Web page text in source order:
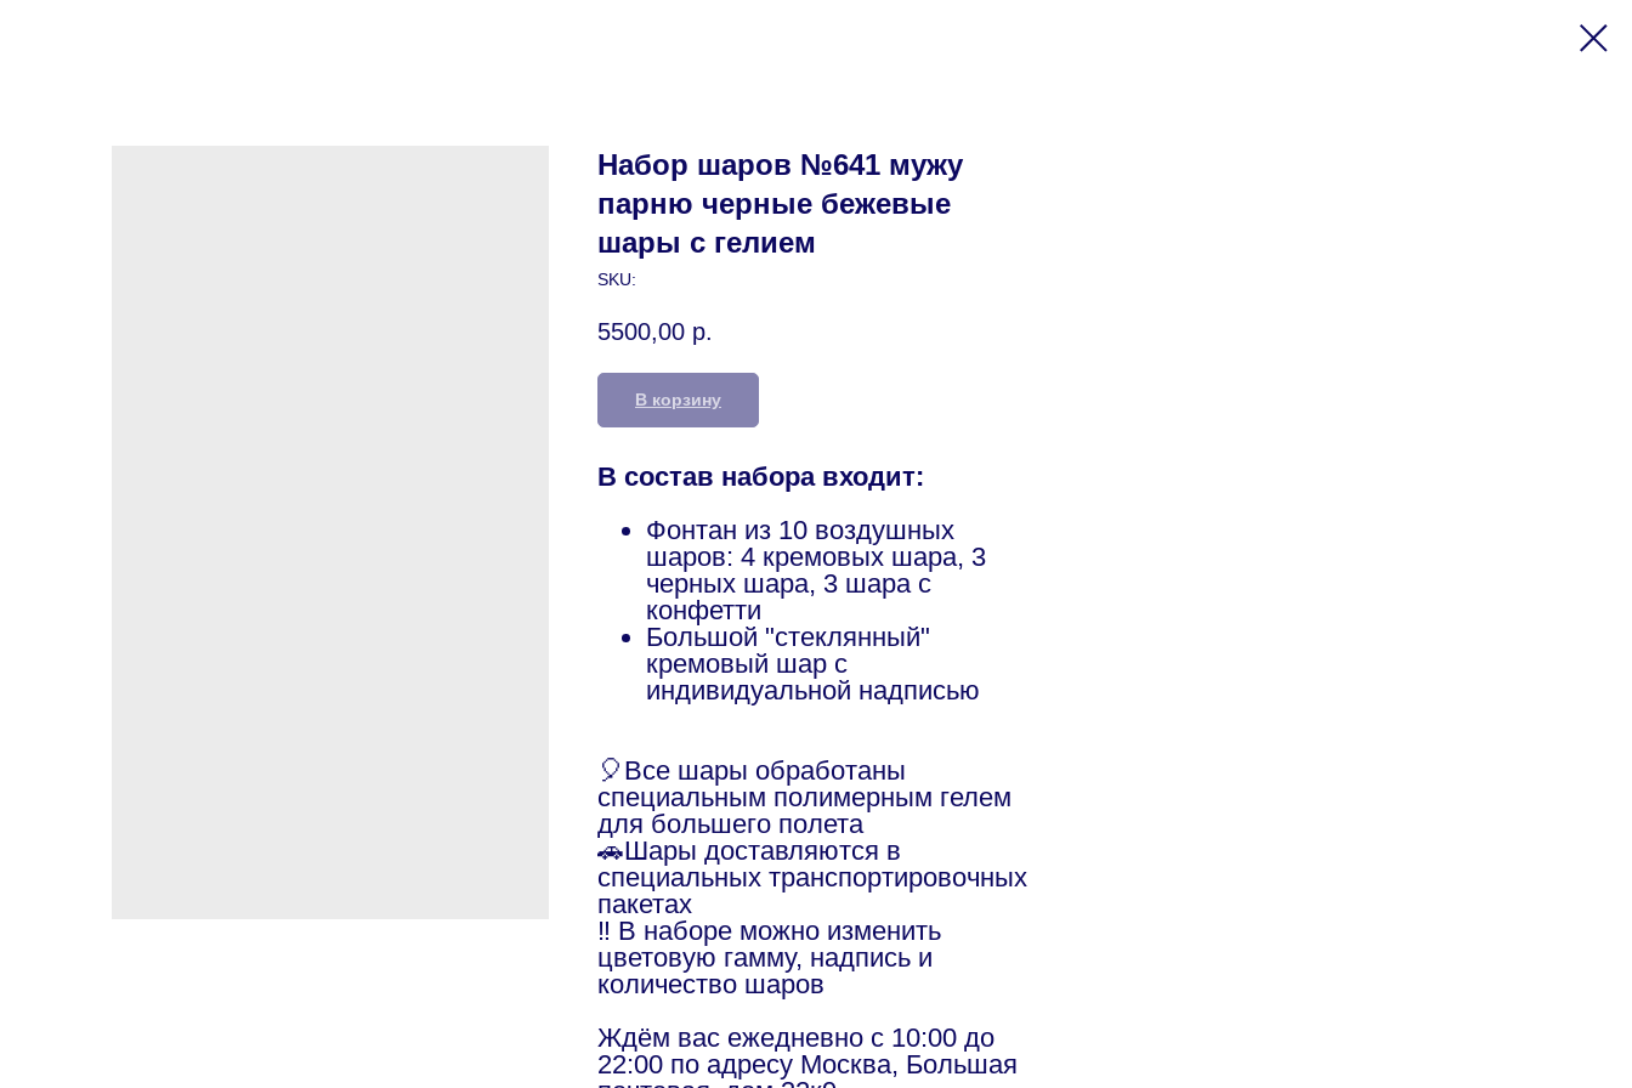
Набор шаров №641 мужу
парню черные бежевые
шары с гелием
SKU:
5500,00 р.
В корзину
В состав набора входит:
Фонтан из 10 воздушных
шаров: 4 кремовых шара, 3
черных шара, 3 шара с
конфетти
Большой "стеклянный"
кремовый шар с
индивидуальной надписью
🎈Все шары обработаны
специальным полимерным гелем
для большего полета
🚗Шары доставляются в
специальных транспортировочных
пакетах
‼️ В наборе можно изменить
цветовую гамму, надпись и
количество шаров
Ждём вас ежедневно с 10:00 до
22:00 по адресу Москва, Большая